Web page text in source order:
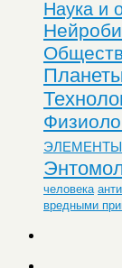
Наука и
ЭЛЕМЕНТЫ
человека
вредными